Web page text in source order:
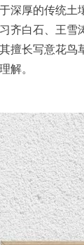
深厚的传统土
齐白石、王雪
擅长写意花鸟
解。